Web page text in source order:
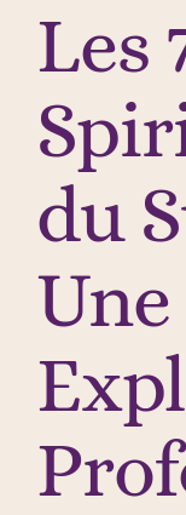
Les
du
Une